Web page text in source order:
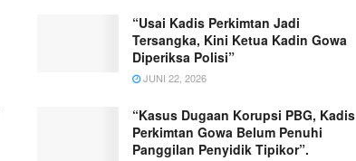
“Usai Kadis Perkimtan Jadi
Tersangka, Kini Ketua Kadin Gowa
Diperiksa Polisi”
JUNI 22, 2026
“Kasus Dugaan Korupsi PBG, Kadis
Perkimtan Gowa Belum Penuhi
Panggilan Penyidik Tipikor”.